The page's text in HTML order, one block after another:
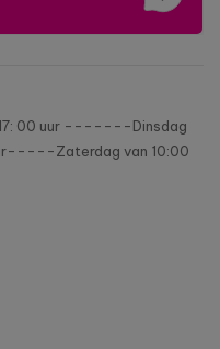
17: 00 uur -------Dinsdag
Zaterdag van 10:00